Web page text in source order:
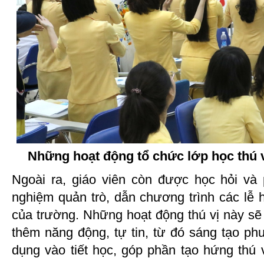
Những hoạt động tổ chức lớp học thú
Ngoài ra, giáo viên còn được học hỏi và
nghiệm quản trò, dẫn chương trình các lễ
của trường. Những hoạt động thú vị này
thêm năng động, tự tin, từ đó sáng tạo
dụng vào tiết học, góp phần tạo hứng thú